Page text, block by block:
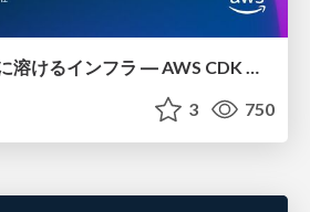
ソフトウェア設計に溶けるインフラ ― AWS CDK のインフラ認識論
3 750